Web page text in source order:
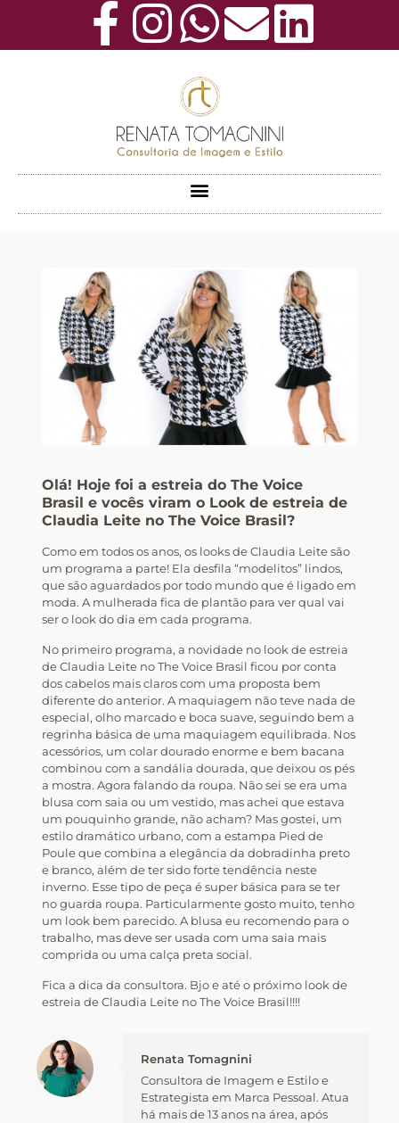
Olá! Hoje foi a estreia do The Voice
Brasil e vocês viram o Look de estreia de
Claudia Leite no The Voice Brasil?
Como em todos os anos, os looks de Claudia Leite são
um programa a parte! Ela desfila “modelitos” lindos,
que são aguardados por todo mundo que é ligado em
moda. A mulherada fica de plantão para ver qual vai
ser o look do dia em cada programa.
No primeiro programa, a novidade no look de estreia
de Claudia Leite no The Voice Brasil ficou por conta
dos cabelos mais claros com uma proposta bem
diferente do anterior. A maquiagem não teve nada de
especial, olho marcado e boca suave, seguindo bem a
regrinha básica de uma maquiagem equilibrada. Nos
acessórios, um colar dourado enorme e bem bacana
combinou com a sandália dourada, que deixou os pés
a mostra. Agora falando da roupa. Não sei se era uma
blusa com saia ou um vestido, mas achei que estava
um pouquinho grande, não acham? Mas gostei, um
estilo dramático urbano, com a estampa Pied de
Poule que combina a elegância da dobradinha preto
e branco, além de ter sido forte tendência neste
inverno. Esse tipo de peça é super básica para se ter
no guarda roupa. Particularmente gosto muito, tenho
um look bem parecido. A blusa eu recomendo para o
trabalho, mas deve ser usada com uma saia mais
comprida ou uma calça preta social.
Fica a dica da consultora. Bjo e até o próximo look de
estreia de Claudia Leite no The Voice Brasil!!!!
Renata Tomagnini
Consultora de Imagem e Estilo e
Estrategista em Marca Pessoal. Atua
há mais de 13 anos na área, após